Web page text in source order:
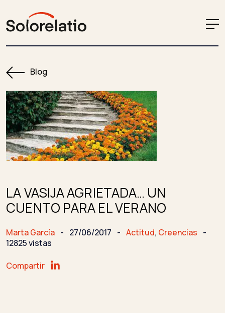
Blog
LA VASIJA AGRIETADA… UN
CUENTO PARA EL VERANO
Marta García - 27/06/2017 - Actitud, Creencias -
12825 vistas
Compartir